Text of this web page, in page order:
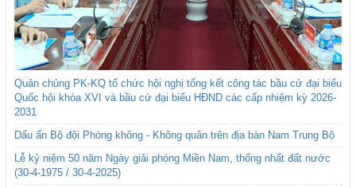
Quân chủng PK-KQ tổ chức hội nghị tổng kết công tác bầu cử đại biểu
Quốc hội khóa XVI và bầu cử đại biểu HĐND các cấp nhiệm kỳ 2026-
2031
Dấu ấn Bộ đội Phòng không - Không quân trên địa bàn Nam Trung Bộ
Lễ kỷ niệm 50 năm Ngày giải phóng Miền Nam, thống nhất đất nước
(30-4-1975 / 30-4-2025)